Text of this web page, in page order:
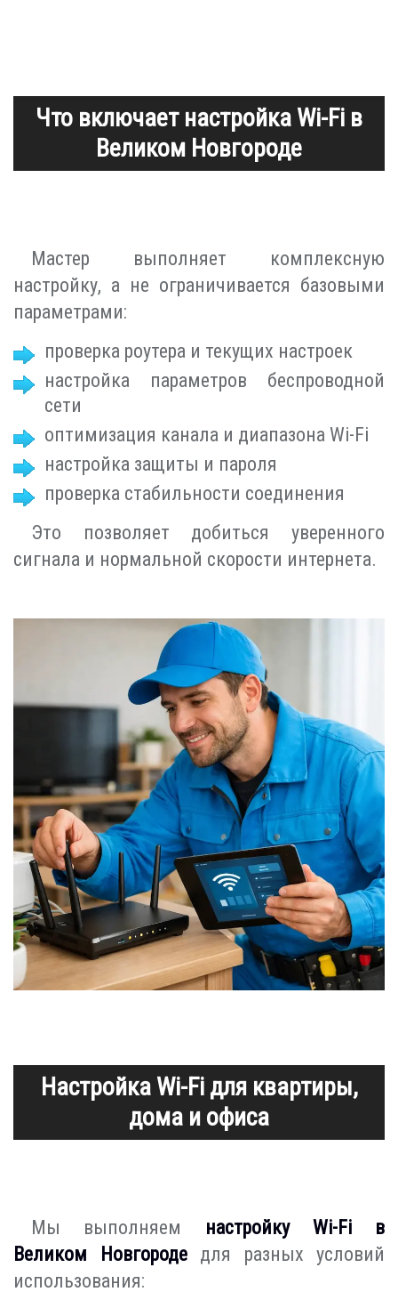
Что включает настройка Wi-Fi в
Великом Новгороде
Мастер выполняет комплексную
настройку, а не ограничивается базовыми
параметрами:
проверка роутера и текущих настроек
настройка параметров беспроводной
сети
оптимизация канала и диапазона Wi-Fi
настройка защиты и пароля
проверка стабильности соединения
Это позволяет добиться уверенного
сигнала и нормальной скорости интернета.
Настройка Wi-Fi для квартиры,
дома и офиса
Мы выполняем настройку Wi-Fi в
Великом Новгородедля разных условий
использования: